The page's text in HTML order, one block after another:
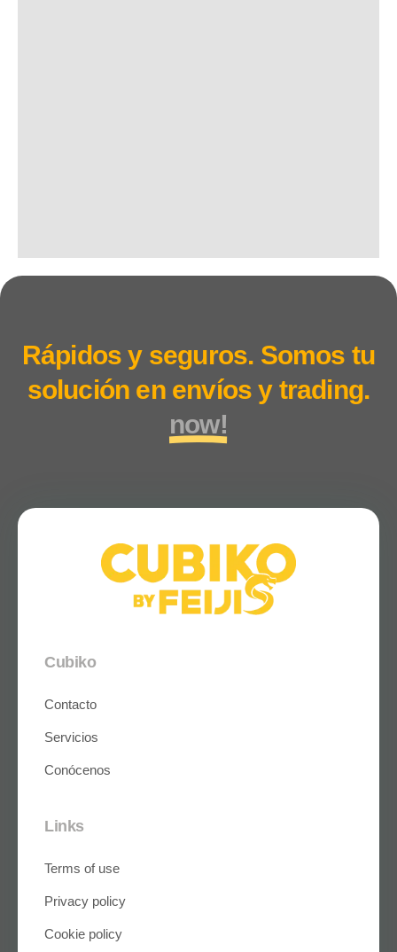
Rápidos y seguros. Somos tu
solución en envíos y trading.
now!
Cubiko
Contacto
Servicios
Conócenos
Links
Terms of use
Privacy policy
Cookie policy